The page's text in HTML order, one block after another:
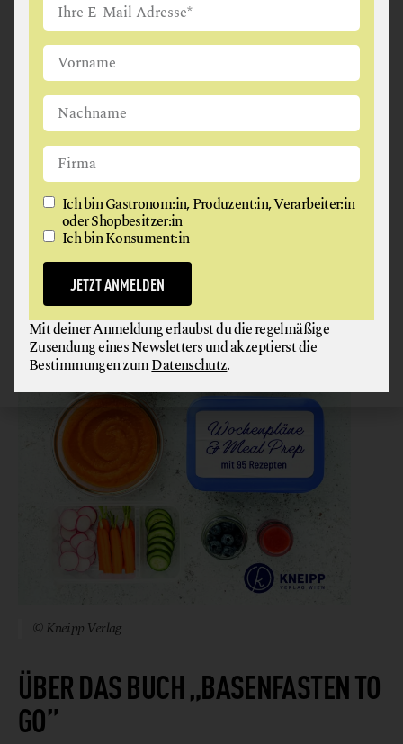
achte im Supermarkt auf das EU-Bio-Siegel oder
Siegel, die darüber hinausgehen, wie zum Beispiel
Bio Austria, Demeter, Ja Natürlich, Erde & Saat
oder Bioland.Wann ist etwas wirklich bio?
© Kneipp Verlag
ÜBER DAS BUCH „BASENFASTEN TO
GO”
Ich bin Gastronom:in, Produzent:in, Verarbeiter:in
oder Shopbesitzer:in
Ich bin Konsument:in
JETZT ANMELDEN
Mit deiner Anmeldung erlaubst du die regelmäßige
Zusendung eines Newsletters und akzeptierst die
Bestimmungen zumDatenschutz.